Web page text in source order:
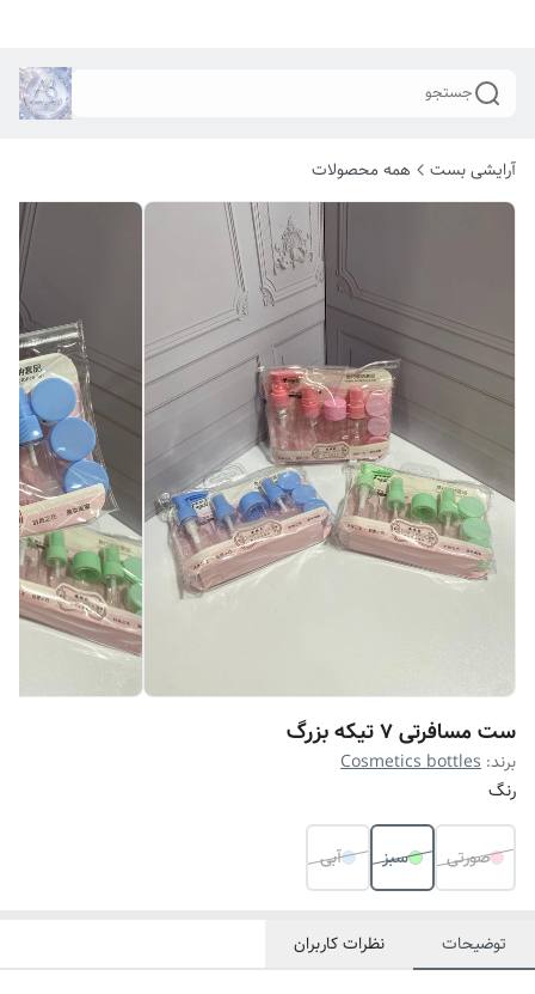
جستجو
آرایشی بست همه محصولات
ست مسافرتی 7 تیکه بزرگ
برند: Cosmetics bottles
رنگ
صورتی سبز آبی
توضیحات نظرات کاربران